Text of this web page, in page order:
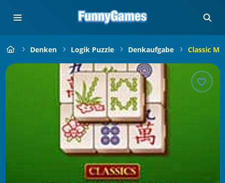
Denken Logik Puzzle Denkaufgabe Classic